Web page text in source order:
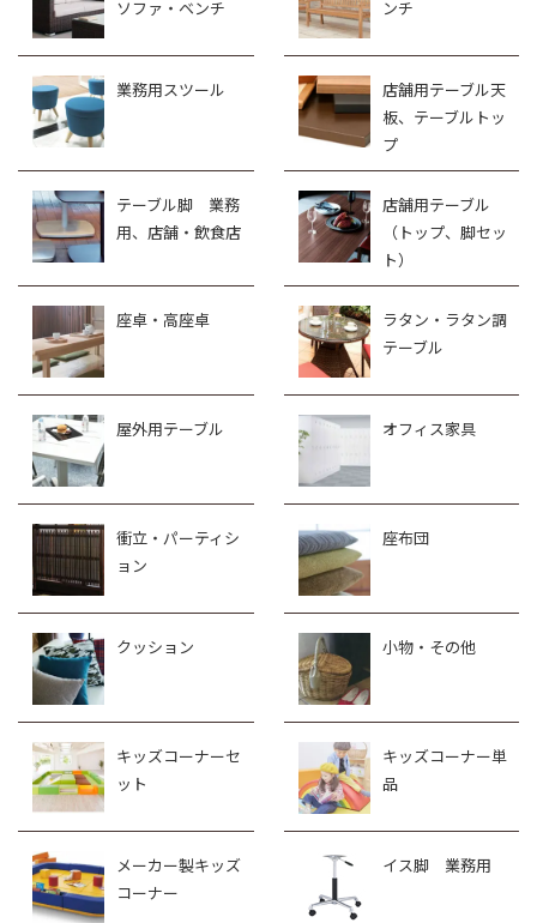
ソファ・ベンチ ンチ
業務用スツール
店舗用テーブル天
板、テーブルトッ
プ
テーブル脚 業務
用、店舗・飲食店
店舗用テーブル
（トップ、脚セッ
ト）
座卓・高座卓
ラタン・ラタン調
テーブル
屋外用テーブル オフィス家具
衝立・パーティシ
ョン
座布団
クッション 小物・その他
キッズコーナーセ
ット
キッズコーナー単
品
メーカー製キッズ
コーナー
イス脚 業務用